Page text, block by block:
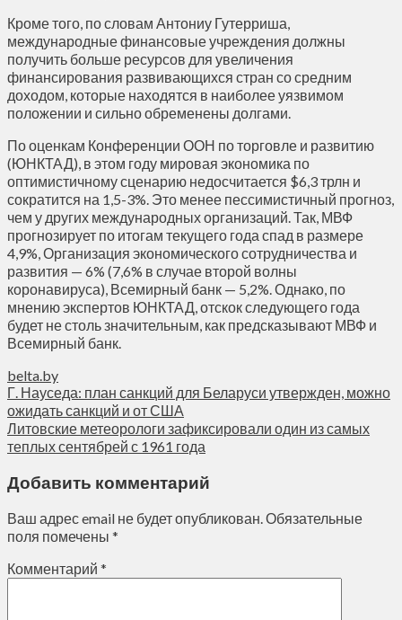
Кроме того, по словам Антониу Гутерриша,
международные финансовые учреждения должны
получить больше ресурсов для увеличения
финансирования развивающихся стран со средним
доходом, которые находятся в наиболее уязвимом
положении и сильно обременены долгами.
По оценкам Конференции ООН по торговле и развитию
(ЮНКТАД), в этом году мировая экономика по
оптимистичному сценарию недосчитается $6,3 трлн и
сократится на 1,5-3%. Это менее пессимистичный прогноз,
чем у других международных организаций. Так, МВФ
прогнозирует по итогам текущего года спад в размере
4,9%, Организация экономического сотрудничества и
развития — 6% (7,6% в случае второй волны
коронавируса), Всемирный банк — 5,2%. Однако, по
мнению экспертов ЮНКТАД, отскок следующего года
будет не столь значительным, как предсказывают МВФ и
Всемирный банк.
belta.by
Г. Науседа: план санкций для Беларуси утвержден, можно
ожидать санкций и от США
Литовские метеорологи зафиксировали один из самых
теплых сентябрей с 1961 года
Добавить комментарий
Ваш адрес email не будет опубликован.Обязательные
поля помечены *
Комментарий *